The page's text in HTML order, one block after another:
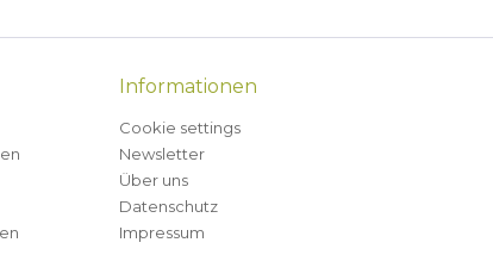
Informationen
Cookie settings
Newsletter
Über uns
Datenschutz
Impressum